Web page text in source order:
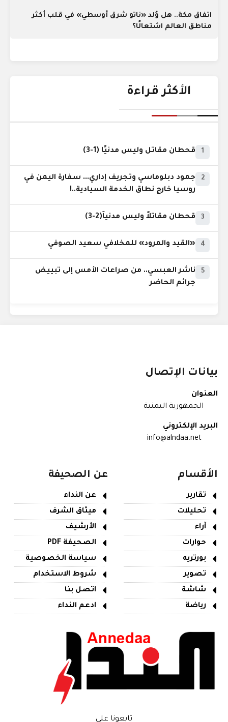
اتفاق مكة.. هل وُلد «ناتو شرق أوسطي» في قلب أكثر
مناطق العالم اشتعالًا؟
الأكثر قراءة
1 قحطان مقاتل وليس مدنيًا (1-3)
2
جمود دبلوماسي وتجريف إداري... سفارة اليمن في
روسيا خارج نطاق الخدمة السيادية..!
3 قحطان مقاتلاً وليس مدنياً(2-3)
4 «القيد والمرود» للمخلافي سعيد الصوفي
5
ناشر العبسي.. من صراعات الأمس إلى تبييض
جرائم الحاضر
بيانات الإتصال
العنوان
الجمهورية اليمنية
البريد الإلكتروني
info@alndaa.net
الأقسام
تقارير
تحليلات
آراء
حوارات
بورتريه
تصوير
شاشة
رياضة
عن الصحيفة
عن النداء
ميثاق الشرف
الأرشيف
الصحيفة PDF
سياسة الخصوصية
شروط الاستخدام
اتصل بنا
ادعم النداء
تابعونا على